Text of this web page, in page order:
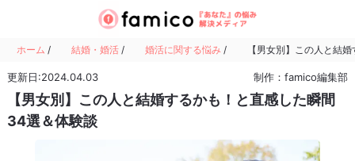
ホーム / 結婚・婚活 / 婚活に関する悩み / 【男女別】この人と結
更新日:2024.04.03 制作：famico編集部
【男女別】この人と結婚するかも！と直感した瞬間
34選＆体験談